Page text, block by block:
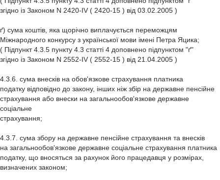
згідно із Законом N 2420-IV ( 2420-15 ) від 03.02.2005 )
ґ) сума коштів, яка щорічно виплачується переможцям
Міжнародного конкурсу з української мови імені Петра Яцика;
( Підпункт 4.3.5 пункту 4.3 статті 4 доповнено підпунктом "ґ"
згідно із Законом N 2552-IV ( 2552-15 ) від 21.04.2005 )
4.3.6. сума внесків на обов'язкове страхування платника
податку відповідно до закону, інших ніж збір на державне пенсійне
страхування або внески на загальнообов'язкове державне
соціальне
страхування;
4.3.7. сума збору на державне пенсійне страхування та внесків
на загальнообов'язкове державне соціальне страхування платника
податку, що вносяться за рахунок його працедавця у розмірах,
визначених законом;